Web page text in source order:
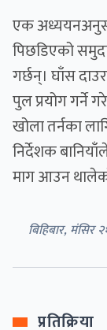
एक
पिछडिएको
गर्छन्। घाँस
पुल प्रयोग गर्ने
खोला तर्नका
निर्देशक
माग आउन
बिहिबार, मंसिर
प्रतिक्रिया